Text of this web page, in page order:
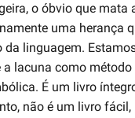
o óbvio que mata
uma herança
da linguagem.
a lacuna como
É um livro
não é um livro fácil,